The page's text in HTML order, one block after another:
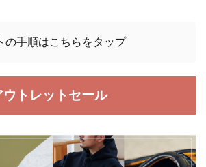
の手順はこちらをタップ
トレットセール